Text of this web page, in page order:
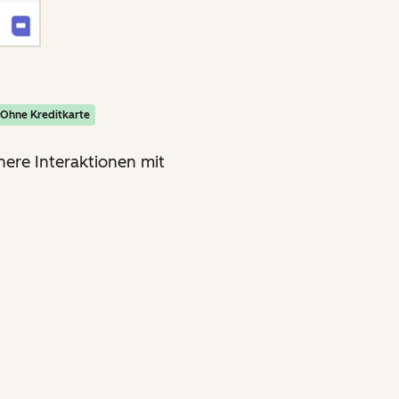
Ohne Kreditkarte
Interaktionen mit